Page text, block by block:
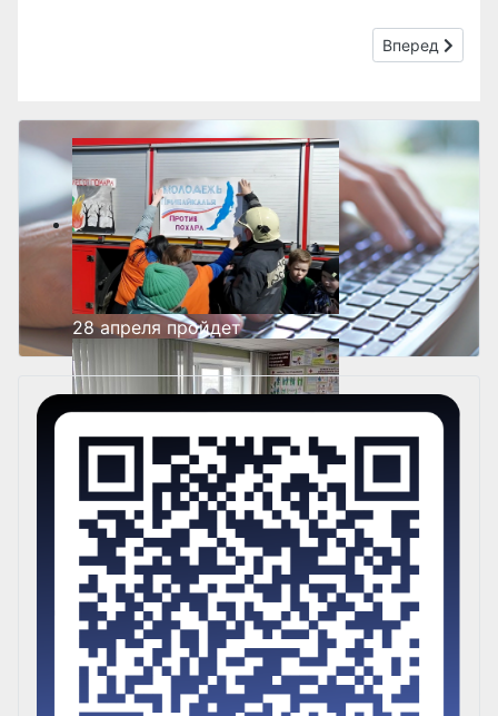
Следующий:
Вперед
28 апреля пройдет
масштабная акция
«Молодежь Прибайкалья
против пожаров»
ПРОВЕДЕНЫ ПРАКТИЧЕСКИЕ
ЗАНЯТИЯ ДЛЯ СТУДЕНТОВ 4
КУРСА «ИГУ
ПЕДАГОГИЧЕСКИЙ
ИНСТИТУТ
ПРОВЕДЕНЫ ЗАНЯТИЯ НА